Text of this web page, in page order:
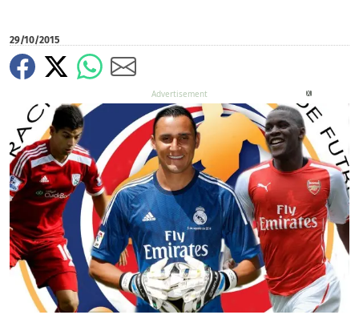
29/10/2015
X